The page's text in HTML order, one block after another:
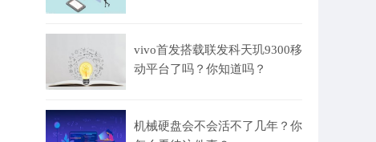
vivo首发搭载联发科天玑9300移
动平台了吗？你知道吗？
机械硬盘会不会活不了几年？你